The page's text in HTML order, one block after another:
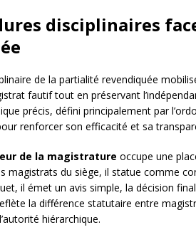
disciplinaires
de la partialité revendiquée
fautif tout en préservant
précis, défini principalement par
renforcer son efficacité et sa
de la magistrature occupe une
magistrats du siège, il statue comme
il émet un avis simple, la décision
la différence statutaire entre
hiérarchique.